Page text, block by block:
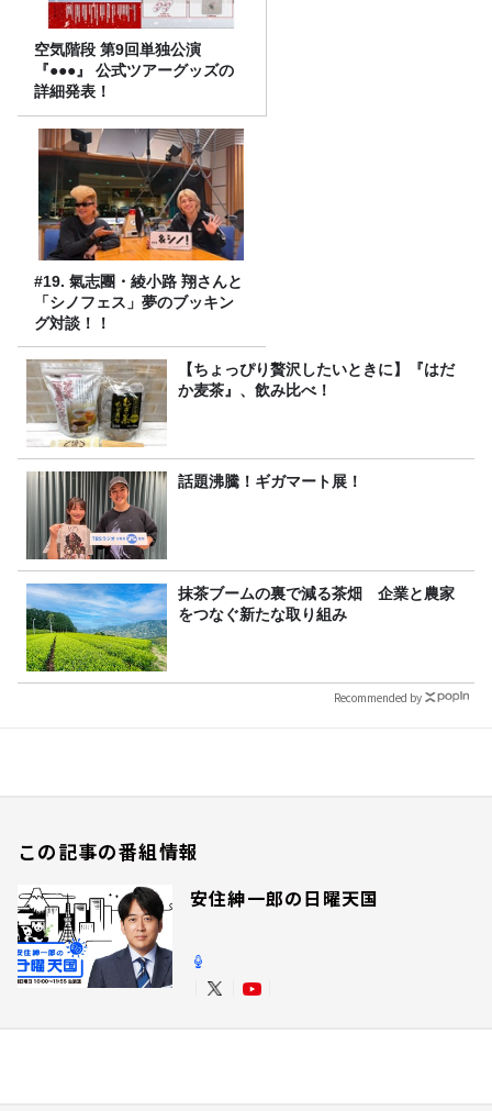
空気階段 第9回単独公演
『●●●』 公式ツアーグッズの
詳細発表！
#19. 氣志團・綾小路 翔さんと
「シノフェス」夢のブッキン
グ対談！！
【ちょっぴり贅沢したいときに】『はだ
か麦茶』、飲み比べ！
話題沸騰！ギガマート展！
抹茶ブームの裏で減る茶畑 企業と農家
をつなぐ新たな取り組み
Recommended by
この記事の番組情報
安住紳一郎の日曜天国